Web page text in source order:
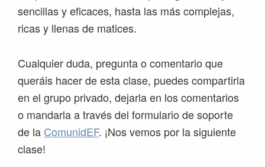
sencillas y eficaces, hasta las más complejas,
ricas y llenas de matices.
Cualquier duda, pregunta o comentario que
queráis hacer de esta clase, puedes compartirla
en el grupo privado, dejarla en los comentarios
o mandarla a través del formulario de soporte
de la ComunidEF. ¡Nos vemos por la siguiente
clase!